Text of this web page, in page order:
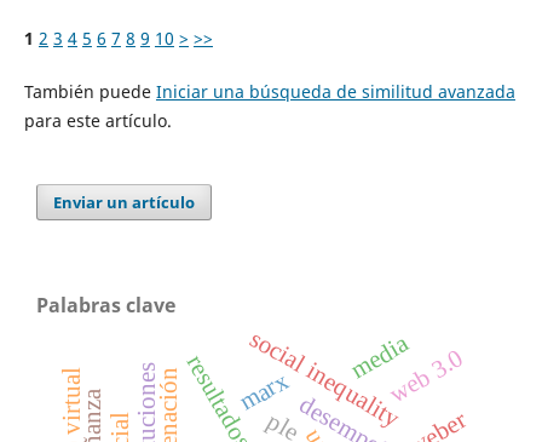
1 2 3 4 5 6 7 8 9 10 > >>
También puede Iniciar una búsqueda de similitud avanzada
para este artículo.
Enviar un artículo
Palabras clave
social inequality
marx
media
ple
web 3.0